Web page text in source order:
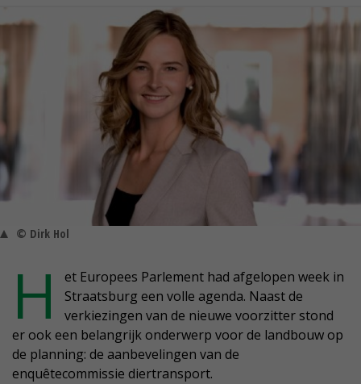
© Dirk Hol
H
et Europees Parlement had afgelopen week in
Straatsburg een volle agenda. Naast de
verkiezingen van de nieuwe voorzitter stond
er ook een belangrijk onderwerp voor de landbouw op
de planning: de aanbevelingen van de
enquêtecommissie diertransport.